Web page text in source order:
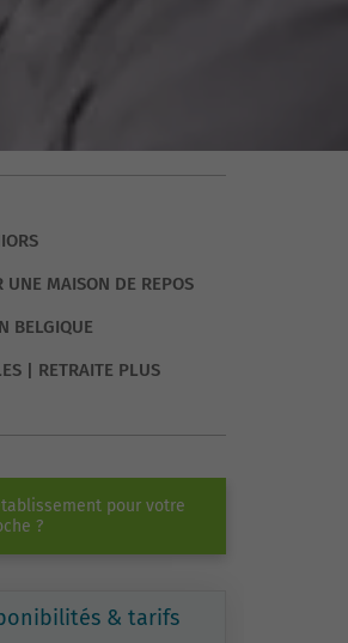
UNE MAISON DE REPOS
BELGIQUE
| RETRAITE PLUS
pour votre
?
& tarifs